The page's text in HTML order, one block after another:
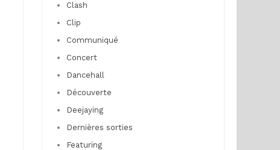
Clash
Clip
Communiqué
Concert
Dancehall
Découverte
Deejaying
Dernières sorties
Featuring